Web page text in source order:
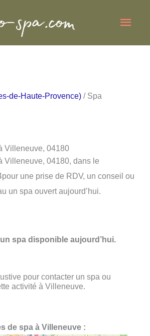
de-Haute-Provence) / Spa
Villeneuve, 04180
Villeneuve, 04180, dans le
une prise de RDV, un conseil ou
un spa ouvert aujourd’hui.
spa disponible aujourd’hui.
pour contacter un spa ou
activité à Villeneuve.
de spa à Villeneuve :